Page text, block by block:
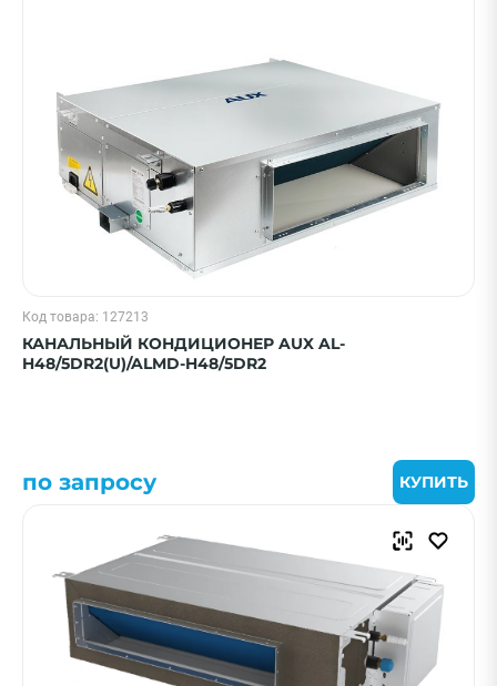
Цена 0 - 2000000 ₽
—
25 м² - 2.6 кВт
35 м² - 3.5 кВт
Показать еще
Hisense
Ballu
Royal Clima
Daichi
Код товара: 127213
КАНАЛЬНЫЙ КОНДИЦИОНЕР AUX AL-
H48/5DR2(U)/ALMD-H48/5DR2
по запросу КУПИТЬ